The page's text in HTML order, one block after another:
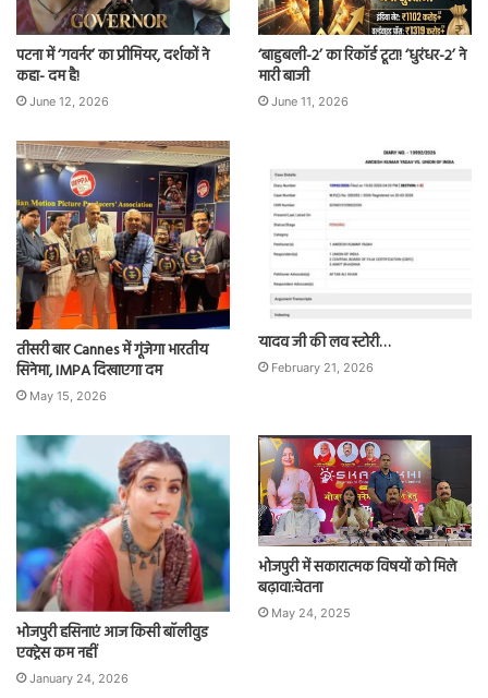
पटना में ‘गवर्नर’ का प्रीमियर, दर्शकों ने
कहा- दम है!
June 12, 2026
‘बाहुबली-2’ का रिकॉर्ड टूटा! ‘धुरंधर-2’ ने
मारी बाजी
June 11, 2026
तीसरी बार Cannes में गूंजेगा भारतीय
सिनेमा, IMPA दिखाएगा दम
May 15, 2026
यादव जी की लव स्टोरी…
February 21, 2026
भोजपुरी हसिनाएं आज किसी बॉलीवुड
एक्ट्रेस कम नहीं
January 24, 2026
भोजपुरी में सकारात्मक विषयों को मिले
बढ़ावा:चेतना
May 24, 2025